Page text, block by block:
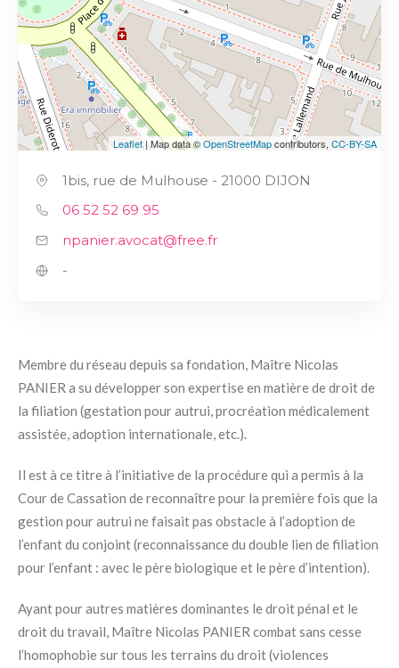
Leaflet| Map data ©OpenStreetMapcontributors, CC-BY-SA
1bis, rue de Mulhouse - 21000 DIJON
06 52 52 69 95
npanier.avocat@free.fr
-
Membre du réseau depuis sa fondation, Maître Nicolas
PANIER a su développer son expertise en matière de droit de
la filiation (gestation pour autrui, procréation médicalement
assistée, adoption internationale, etc.).
Il est à ce titre à l’initiative de la procédure qui a permis à la
Cour de Cassation de reconnaître pour la première fois que la
gestion pour autrui ne faisait pas obstacle à l’adoption de
l’enfant du conjoint (reconnaissance du double lien de filiation
pour l’enfant : avec le père biologique et le père d’intention).
Ayant pour autres matières dominantes le droit pénal et le
droit du travail, Maître Nicolas PANIER combat sans cesse
l’homophobie sur tous les terrains du droit (violences